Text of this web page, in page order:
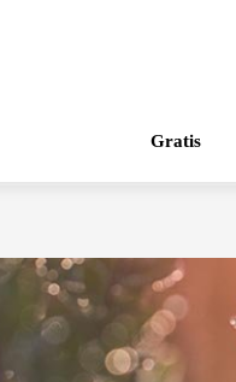
Gratis